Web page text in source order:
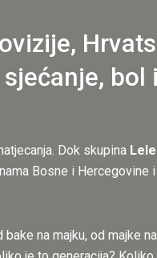
bol
Dok skupina
Bosne i Hercegovine
na majku, od majke